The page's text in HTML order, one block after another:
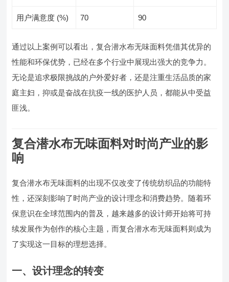
用户满意度 (%) 70 90
通过以上案例可以看出，复合潜水布无味面料凭借其优异的
性能和环保优势，已经在多个行业中展现出强大的竞争力。
无论是追求极限挑战的户外爱好者，还是注重生活品质的家
庭主妇，抑或是奋战在抗疫一线的医护人员，都能从中受益
匪浅。
复合潜水布无味面料对时尚产业的影
响
复合潜水布无味面料的出现不仅改变了传统纺织品的功能特
性，还深刻影响了时尚产业的设计理念和消费趋势。随着环
保意识在全球范围内的普及，越来越多的设计师开始将可持
续发展作为创作的核心主题，而复合潜水布无味面料则成为
了实现这一目标的理想选择。
一、设计理念的转变